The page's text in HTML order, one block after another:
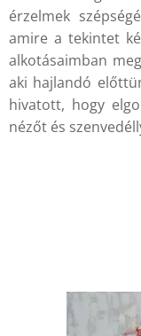
érzelmek
amire a tekintet
alkotásaimban
aki hajlandó
hivatott, hogy
nézőt és